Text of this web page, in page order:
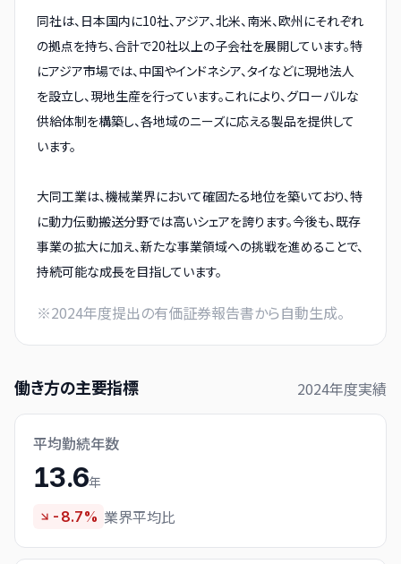
同社は、日本国内に10社、アジア、北米、南米、欧州にそれぞれ
の拠点を持ち、合計で20社以上の子会社を展開しています。特
にアジア市場では、中国やインドネシア、タイなどに現地法人
を設立し、現地生産を行っています。これにより、グローバルな
供給体制を構築し、各地域のニーズに応える製品を提供して
います。
大同工業は、機械業界において確固たる地位を築いており、特
に動力伝動搬送分野では高いシェアを誇ります。今後も、既存
事業の拡大に加え、新たな事業領域への挑戦を進めることで、
持続可能な成長を目指しています。
※2024年度提出の有価証券報告書から自動生成。
働き方の主要指標 2024年度実績
平均勤続年数
13.6年
-8.7% 業界平均比